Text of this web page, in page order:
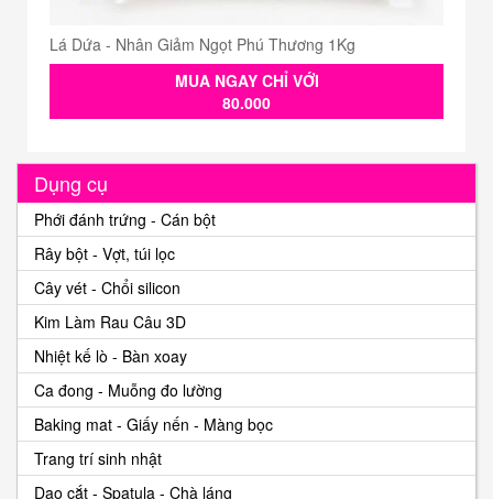
Lá Dứa - Nhân Giảm Ngọt Phú Thương 1Kg
MUA NGAY CHỈ VỚI
80.000
Dụng cụ
Phới đánh trứng - Cán bột
Rây bột - Vợt, túi lọc
Cây vét - Chổi silicon
Kim Làm Rau Câu 3D
Nhiệt kế lò - Bàn xoay
Ca đong - Muỗng đo lường
Baking mat - Giấy nến - Màng bọc
Trang trí sinh nhật
Dao cắt - Spatula - Chà láng